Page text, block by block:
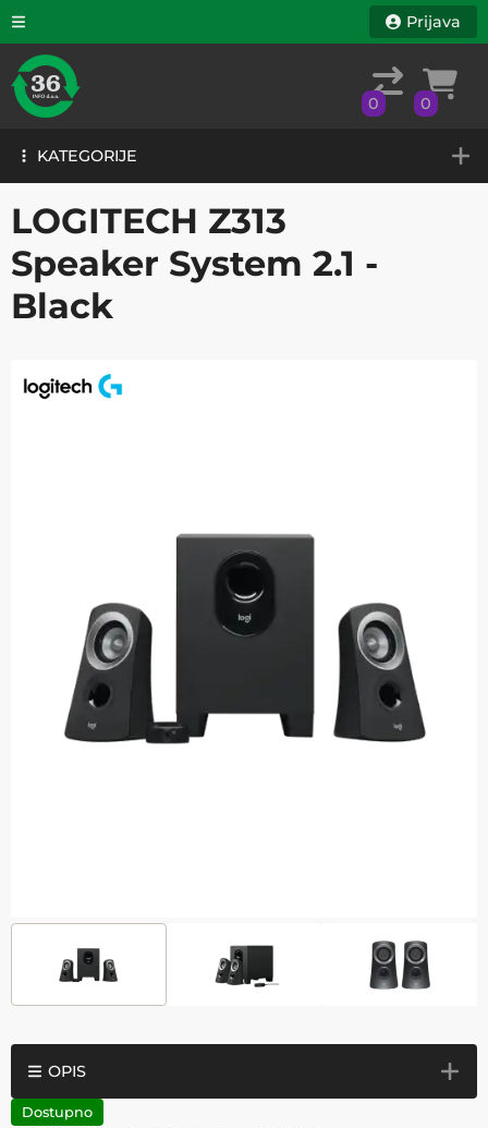
KATEGORIJE
Prijava
0 0
KATEGORIJE
LOGITECH Z313
Speaker System 2.1 -
Black
OPIS
Dostupno